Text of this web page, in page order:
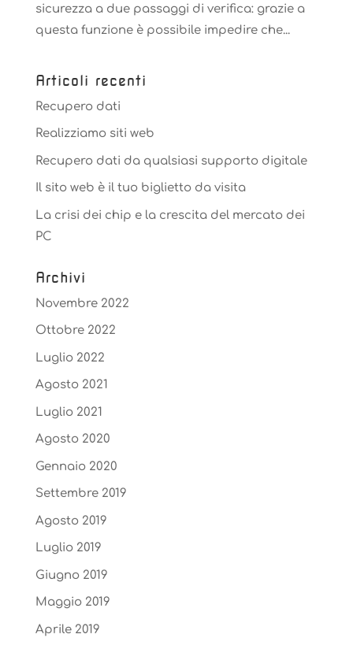
sicurezza a due passaggi di verifica: grazie a
questa funzione è possibile impedire che...
Articoli recenti
Recupero dati
Realizziamo siti web
Recupero dati da qualsiasi supporto digitale
Il sito web è il tuo biglietto da visita
La crisi dei chip e la crescita del mercato dei
PC
Archivi
Novembre 2022
Ottobre 2022
Luglio 2022
Agosto 2021
Luglio 2021
Agosto 2020
Gennaio 2020
Settembre 2019
Agosto 2019
Luglio 2019
Giugno 2019
Maggio 2019
Aprile 2019